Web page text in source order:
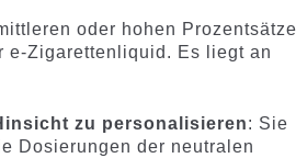
oder hohen
e-Zigarettenliquid. Es liegt an
zu personalisieren: Sie
Dosierungen der neutralen